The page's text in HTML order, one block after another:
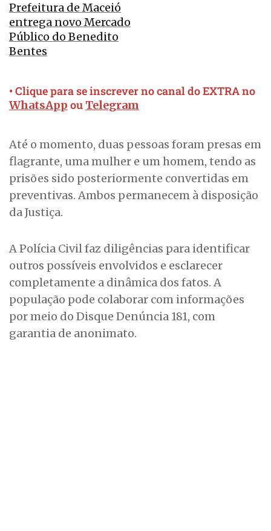
Prefeitura de Maceió
entrega novo Mercado
Público do Benedito
Bentes
• Clique para se inscrever no canal do EXTRA no
WhatsApp ou Telegram
Até o momento, duas pessoas foram presas em
flagrante, uma mulher e um homem, tendo as
prisões sido posteriormente convertidas em
preventivas. Ambos permanecem à disposição
da Justiça.
A Polícia Civil faz diligências para identificar
outros possíveis envolvidos e esclarecer
completamente a dinâmica dos fatos. A
população pode colaborar com informações
por meio do Disque Denúncia 181, com
garantia de anonimato.